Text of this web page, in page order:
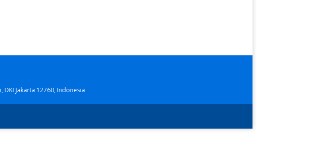
DKI Jakarta 12760, Indonesia